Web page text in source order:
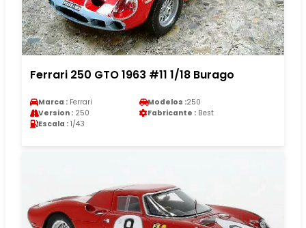
Ferrari 250 GTO 1963 #11 1/18 Burago
Marca : Ferrari Modelos :250
Version : 250 Fabricante : Best
Escala : 1/43